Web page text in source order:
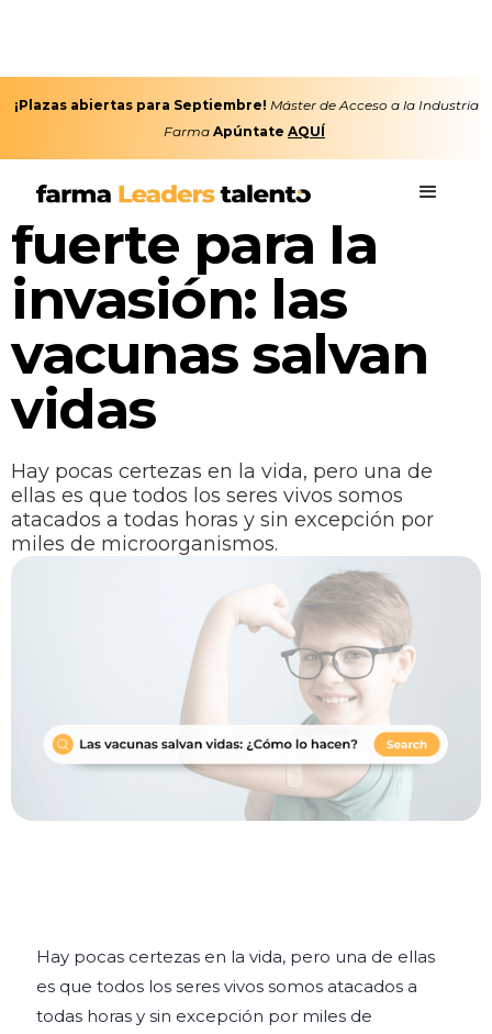
¡Plazas abiertas para Septiembre! Máster de Acceso a la Industria
Farma Apúntate AQUÍ
Preparar el
fuerte para la
invasión: las
vacunas salvan
vidas
Hay pocas certezas en la vida, pero una de
ellas es que todos los seres vivos somos
atacados a todas horas y sin excepción por
miles de microorganismos.
Hay pocas certezas en la vida, pero una de ellas
es que todos los seres vivos somos atacados a
todas horas y sin excepción por miles de